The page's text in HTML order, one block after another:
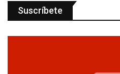
Suscríbete